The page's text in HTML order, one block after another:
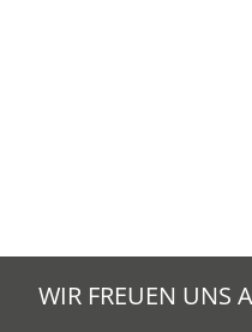
WIR FREUEN UNS